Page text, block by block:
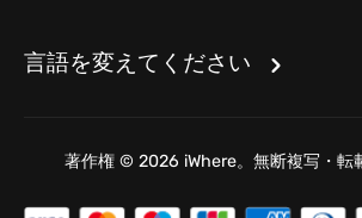
言語を変えてください
著作権 © 2026 iWhere。無断複写・転